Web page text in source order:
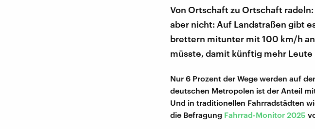
Von Ortschaft zu Ortschaft
aber nicht: Auf Landstraßen gibt
brettern mitunter mit 100 km/h
müsste, damit künftig mehr Leute
Nur 6 Prozent der Wege werden auf
deutschen Metropolen ist der Anteil
Und in traditionellen Fahrradstädten
die Befragung Fahrrad-Monitor 2025